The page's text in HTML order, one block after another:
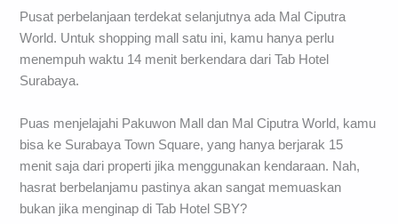
Pusat perbelanjaan terdekat selanjutnya ada Mal Ciputra
World. Untuk shopping mall satu ini, kamu hanya perlu
menempuh waktu 14 menit berkendara dari Tab Hotel
Surabaya.
Puas menjelajahi Pakuwon Mall dan Mal Ciputra World, kamu
bisa ke Surabaya Town Square, yang hanya berjarak 15
menit saja dari properti jika menggunakan kendaraan. Nah,
hasrat berbelanjamu pastinya akan sangat memuaskan
bukan jika menginap di Tab Hotel SBY?